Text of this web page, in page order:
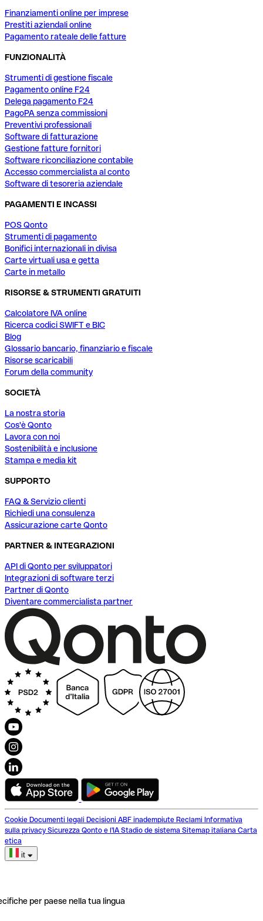
Finanziamenti online per imprese
Prestiti aziendali online
Pagamento rateale delle fatture
FUNZIONALITÀ
Strumenti di gestione fiscale
Pagamento online F24
Delega pagamento F24
PagoPA senza commissioni
Preventivi professionali
Software di fatturazione
Gestione fatture fornitori
Software riconciliazione contabile
Accesso commercialista al conto
Software di tesoreria aziendale
PAGAMENTI E INCASSI
POS Qonto
Strumenti di pagamento
Bonifici internazionali in divisa
Carte virtuali usa e getta
Carte in metallo
RISORSE & STRUMENTI GRATUITI
Calcolatore IVA online
Ricerca codici SWIFT e BIC
Blog
Glossario bancario, finanziario e fiscale
Risorse scaricabili
Forum della community
SOCIETÀ
La nostra storia
Cos'è Qonto
Lavora con noi
Sostenibilità e inclusione
Stampa e media kit
SUPPORTO
FAQ & Servizio clienti
Richiedi una consulenza
Assicurazione carte Qonto
PARTNER & INTEGRAZIONI
API di Qonto per sviluppatori
Integrazioni di software terzi
Partner di Qonto
Diventare commercialista partner
Cookie Documenti legali Decisioni ABF inadempiute Reclami Informativa
sulla privacy Sicurezza Qonto e l'IA Stadio de sistema Sitemap italiana Carta
etica
it
per paese nella tua lingua